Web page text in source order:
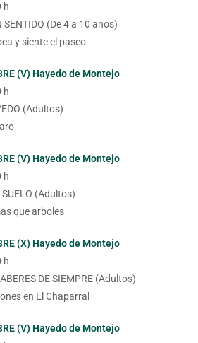
h
SENTIDO (De 4 a 10 anos)
y siente el paseo
(V) Hayedo de Montejo
h
(Adultos)
(V) Hayedo de Montejo
h
(Adultos)
que arboles
(X) Hayedo de Montejo
h
DE SIEMPRE (Adultos)
en El Chaparral
(V) Hayedo de Montejo